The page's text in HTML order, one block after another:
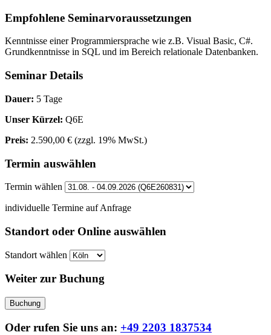
Empfohlene Seminarvoraussetzungen
Kenntnisse einer Programmiersprache wie z.B. Visual Basic, C#.
Grundkenntnisse in SQL und im Bereich relationale Datenbanken.
Seminar Details
Dauer: 5 Tage
Unser Kürzel: Q6E
Preis: 2.590,00 € (zzgl. 19% MwSt.)
Termin auswählen
Termin wählen
individuelle Termine auf Anfrage
Standort oder Online auswählen
Standort wählen
Weiter zur Buchung
Buchung
Oder rufen Sie uns an: +49 2203 1837534